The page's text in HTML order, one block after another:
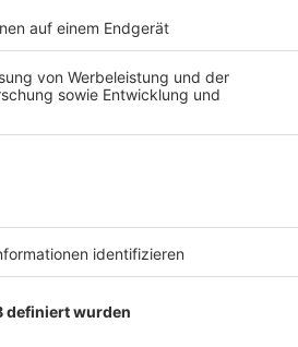
Haushalten wie Toilettenwasser,
Putz-, Wasch- und Badewasser,
Letzteres enthält den
Wasser aus den sechs Berliner
ins Grundwasser über, von wo
- ist das die Zukunft? Für den
dass es zumindest technisch
Wasser besser schmecke. Denn im
noch viele Mineralien als